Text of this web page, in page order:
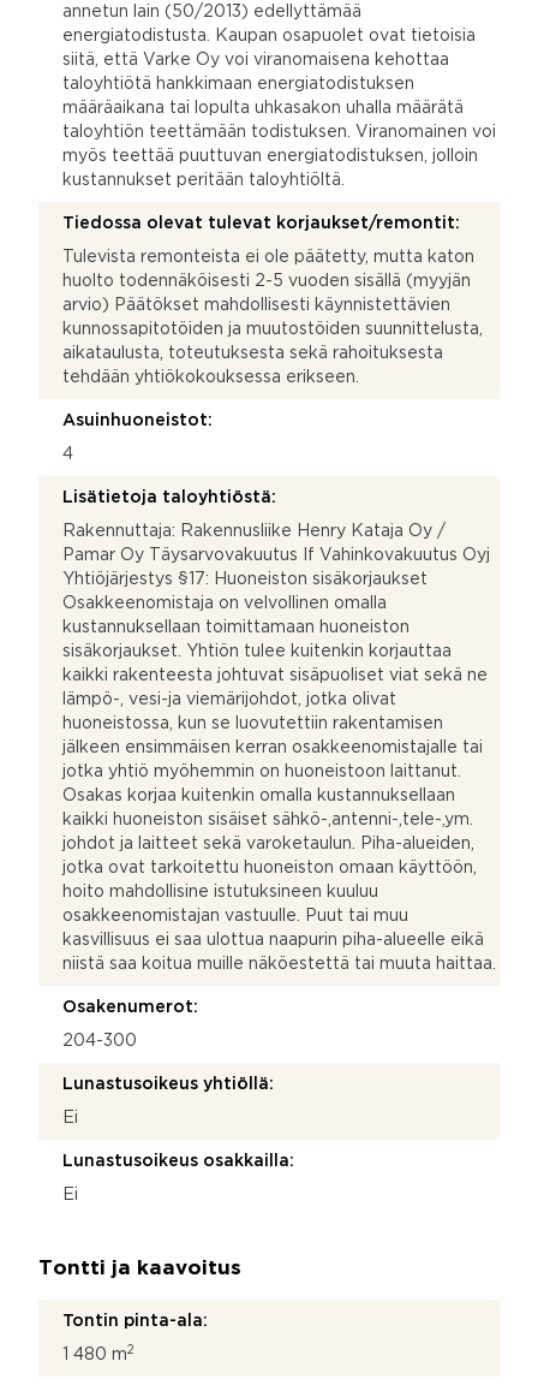
annetun lain (50/2013) edellyttämää
energiatodistusta. Kaupan osapuolet ovat tietoisia
siitä, että Varke Oy voi viranomaisena kehottaa
taloyhtiötä hankkimaan energiatodistuksen
määräaikana tai lopulta uhkasakon uhalla määrätä
taloyhtiön teettämään todistuksen. Viranomainen voi
myös teettää puuttuvan energiatodistuksen, jolloin
kustannukset peritään taloyhtiöltä.
Tiedossa olevat tulevat korjaukset/remontit:
Tulevista remonteista ei ole päätetty, mutta katon
huolto todennäköisesti 2-5 vuoden sisällä (myyjän
arvio) Päätökset mahdollisesti käynnistettävien
kunnossapitotöiden ja muutostöiden suunnittelusta,
aikataulusta, toteutuksesta sekä rahoituksesta
tehdään yhtiökokouksessa erikseen.
Asuinhuoneistot:
4
Lisätietoja taloyhtiöstä:
Rakennuttaja: Rakennusliike Henry Kataja Oy /
Pamar Oy Täysarvovakuutus If Vahinkovakuutus Oyj
Yhtiöjärjestys §17: Huoneiston sisäkorjaukset
Osakkeenomistaja on velvollinen omalla
kustannuksellaan toimittamaan huoneiston
sisäkorjaukset. Yhtiön tulee kuitenkin korjauttaa
kaikki rakenteesta johtuvat sisäpuoliset viat sekä ne
lämpö-, vesi-ja viemärijohdot, jotka olivat
huoneistossa, kun se luovutettiin rakentamisen
jälkeen ensimmäisen kerran osakkeenomistajalle tai
jotka yhtiö myöhemmin on huoneistoon laittanut.
Osakas korjaa kuitenkin omalla kustannuksellaan
kaikki huoneiston sisäiset sähkö-,antenni-,tele-,ym.
johdot ja laitteet sekä varoketaulun. Piha-alueiden,
jotka ovat tarkoitettu huoneiston omaan käyttöön,
hoito mahdollisine istutuksineen kuuluu
osakkeenomistajan vastuulle. Puut tai muu
kasvillisuus ei saa ulottua naapurin piha-alueelle eikä
niistä saa koitua muille näköestettä tai muuta haittaa.
Osakenumerot:
204-300
Lunastusoikeus yhtiöllä:
Ei
Lunastusoikeus osakkailla:
Ei
Tontti ja kaavoitus
Tontin pinta-ala:
1 480 m2